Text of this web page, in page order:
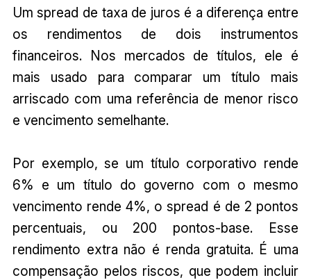
Um spread de taxa de juros é a diferença entre
os rendimentos de dois instrumentos
financeiros. Nos mercados de títulos, ele é
mais usado para comparar um título mais
arriscado com uma referência de menor risco
e vencimento semelhante.
Por exemplo, se um título corporativo rende
6% e um título do governo com o mesmo
vencimento rende 4%, o spread é de 2 pontos
percentuais, ou 200 pontos-base. Esse
rendimento extra não é renda gratuita. É uma
compensação pelos riscos, que podem incluir